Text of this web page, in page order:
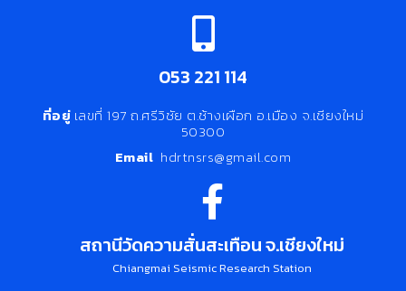
053 221 114
ที่อยู่ เลขที่ 197 ถ.ศรีวิชัย ต.ช้างเผือก อ.เมือง จ.เชียงใหม่
50300
Email hdrtnsrs@gmail.com
สถานีวัดความสั่นสะเทือน จ.เชียงใหม่
Chiangmai Seismic Research Station